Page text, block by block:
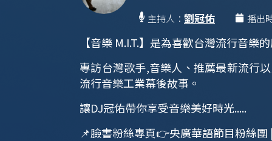
主持人：劉冠佑 播出
【音樂 M.I.T.】是為喜歡台灣流行音樂
專訪台灣歌手,音樂人、推薦最新流行
流行音樂工業幕後故事。
讓DJ冠佑帶你享受音樂美好時光.....
📌臉書粉絲專頁👉央廣華語節目粉絲